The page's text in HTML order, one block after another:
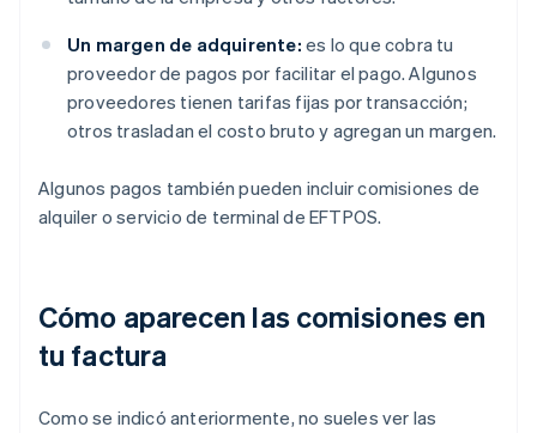
Un margen de adquirente: es lo que cobra tu
proveedor de pagos por facilitar el pago. Algunos
proveedores tienen tarifas fijas por transacción;
otros trasladan el costo bruto y agregan un margen.
Algunos pagos también pueden incluir comisiones de
alquiler o servicio de terminal de EFTPOS.
Cómo aparecen las comisiones en
tu factura
Como se indicó anteriormente, no sueles ver las